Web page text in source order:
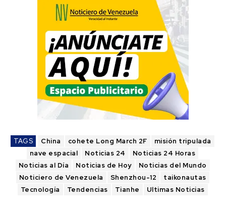
TAGS China cohete Long March 2F
misión tripulada
nave espacial
Noticias 24
Noticias 24 Horas
Noticias al Día
Noticias de Hoy
Noticias del Mundo
Noticiero de Venezuela
Shenzhou-12
taikonautas
Tecnología
Tendencias Tianhe Ultimas Noticias